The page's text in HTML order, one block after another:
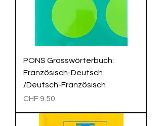
PONS Grosswörterbuch:
Französisch-Deutsch
/Deutsch-Französisch
Preis
CHF 9.50